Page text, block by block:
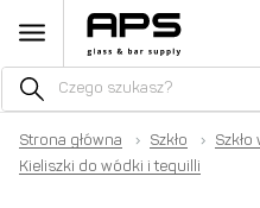
Strona główna › Szkło ›
Kieliszki do wódki i tequilli